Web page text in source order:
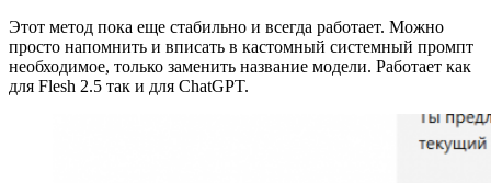
Этот метод пока еще стабильно и всегда работает. Можно
просто напомнить и вписать в кастомный системный промпт
необходимое, только заменить название модели. Работает как
для Flesh 2.5 так и для ChatGPT.